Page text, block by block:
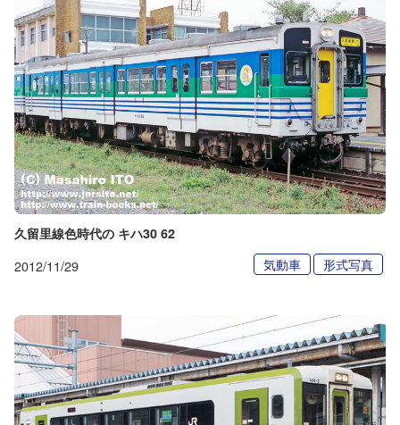
久留里線色時代の キハ30 62
2012/11/29 気動車 形式写真